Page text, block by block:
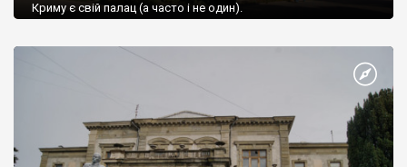
Криму є свій палац (а часто і не один).